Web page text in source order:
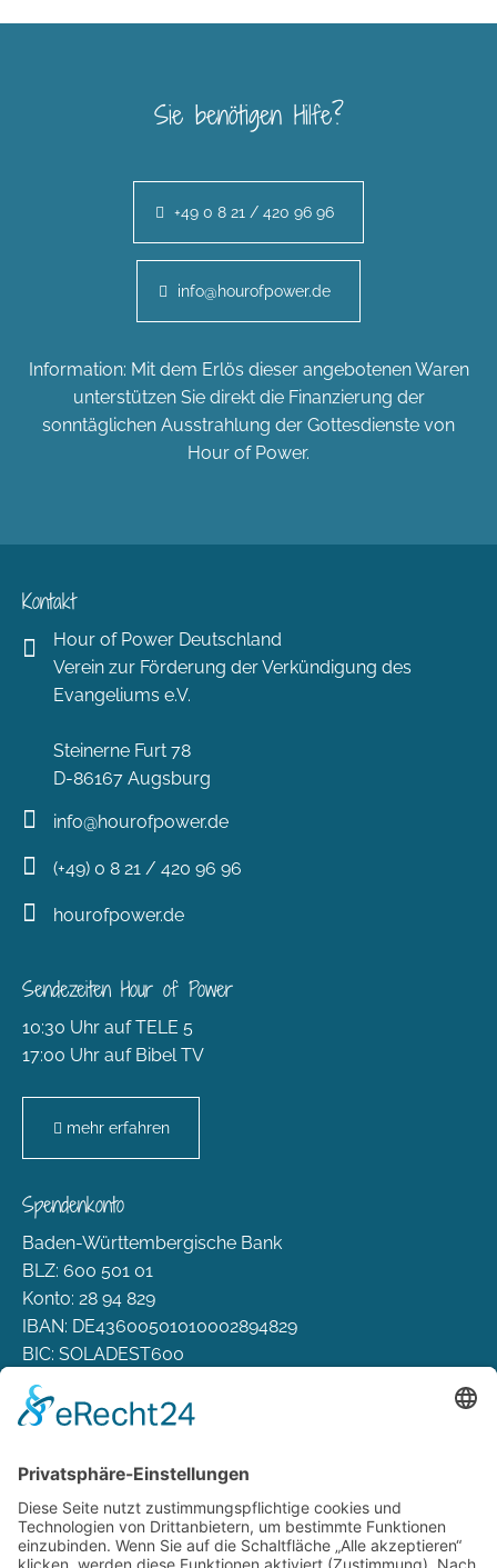
Sie benötigen Hilfe?
+49 0 8 21 / 420 96 96
info@hourofpower.de
Information: Mit dem Erlös dieser angebotenen Waren
unterstützen Sie direkt die Finanzierung der
sonntäglichen Ausstrahlung der Gottesdienste von
Hour of Power.
Kontakt
Hour of Power Deutschland
Verein zur Förderung der Verkündigung des
Evangeliums e.V.
Steinerne Furt 78
D-86167 Augsburg
info@hourofpower.de
(+49) 0 8 21 / 420 96 96
hourofpower.de
Sendezeiten Hour of Power
10:30 Uhr auf TELE 5
17:00 Uhr auf Bibel TV
mehr erfahren
Spendenkonto
Baden-Württembergische Bank
BLZ: 600 501 01
Konto: 28 94 829
IBAN: DE43600501010002894829
BIC: SOLADEST600
Rechtliches
Versand & Lieferung
Widerrufsbelehrung
AGB